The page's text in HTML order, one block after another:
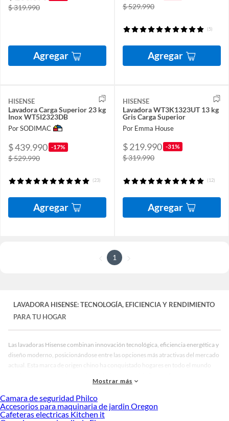
$ 319.990
Agregar
$ 529.990
(5)
Agregar
HISENSE
Lavadora Carga Superior 23 kg
Inox WT5I2323DB
Por SODIMAC
$ 439.990 -17%
$ 529.990
(23)
Agregar
HISENSE
Lavadora WT3K1323UT 13 kg
Gris Carga Superior
Por Emma House
$ 219.990 -31%
$ 319.990
(12)
Agregar
1
LAVADORA HISENSE: TECNOLOGÍA, EFICIENCIA Y RENDIMIENTO
PARA TU HOGAR
Las lavadoras Hisense combinan innovación tecnológica, eficiencia energética y
diseño moderno, posicionándose entre las opciones más atractivas del mercado
actual. Esta marca de origen chino ha conquistado hogares en todo el mundo
electrodomésticos de alto rendimiento a precios competitivos, convirtiéndose
en una alternativa sólida frente a marcas tradicionales europeas y americanas.
¿Por Qué Elegir una Lavadora Hisense?
Mostrar más
Camara de seguridad Philco
Accesorios para maquinaria de jardin Oregon
Cafeteras electricas Kitchen it